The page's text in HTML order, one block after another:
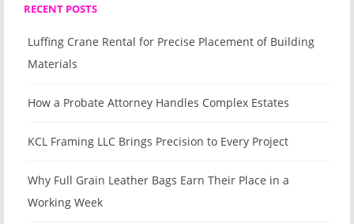
RECENT POSTS
Luffing Crane Rental for Precise Placement of Building
Materials
How a Probate Attorney Handles Complex Estates
KCL Framing LLC Brings Precision to Every Project
Why Full Grain Leather Bags Earn Their Place in a
Working Week